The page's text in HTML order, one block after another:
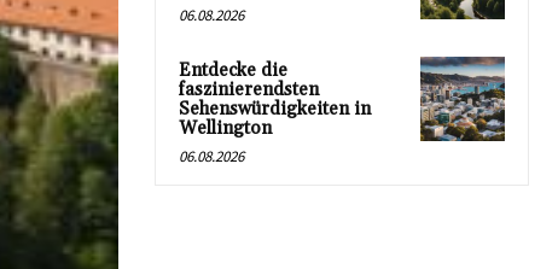
06.08.2026
Entdecke die
faszinierendsten
Sehenswürdigkeiten in
Wellington
06.08.2026